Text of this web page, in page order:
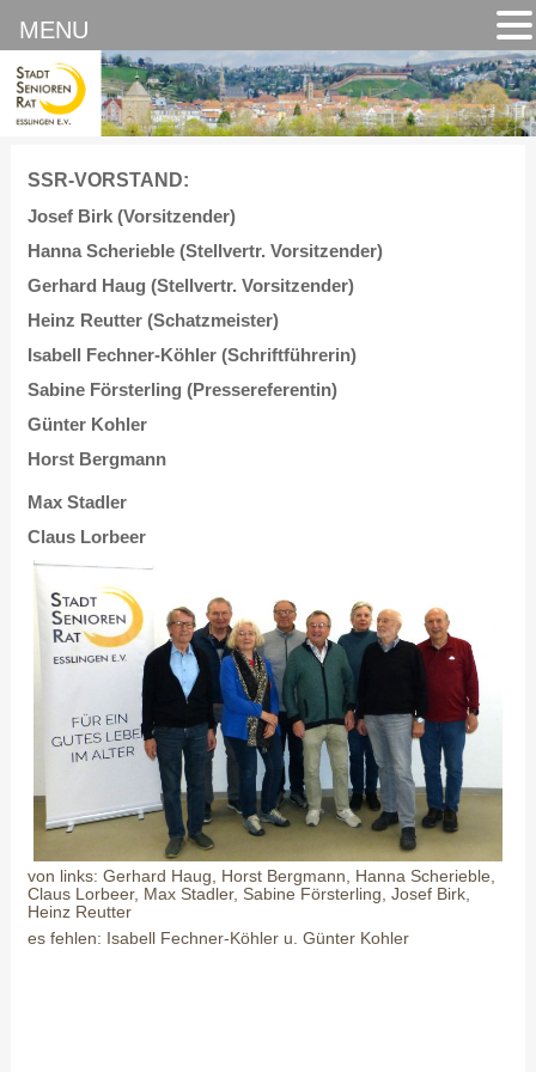
SSR-VORSTAND:
Josef Birk (Vorsitzender)
Hanna Scherieble (Stellvertr. Vorsitzender)
Gerhard Haug (Stellvertr. Vorsitzender)
Heinz Reutter (Schatzmeister)
Isabell Fechner-Köhler (Schriftführerin)
Sabine Försterling (Pressereferentin)
Günter Kohler
Horst Bergmann
Max Stadler
Claus Lorbeer
von links: Gerhard Haug, Horst Bergmann, Hanna Scherieble,
Claus Lorbeer, Max Stadler, Sabine Försterling, Josef Birk,
Heinz Reutter
es fehlen: Isabell Fechner-Köhler u. Günter Kohler
MENU